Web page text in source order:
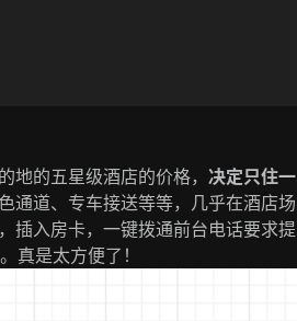
地的五星级酒店的价格，决定只住一
通道、专车接送等等，几乎在酒店场
插入房卡，一键拨通前台电话要求提
真是太方便了！